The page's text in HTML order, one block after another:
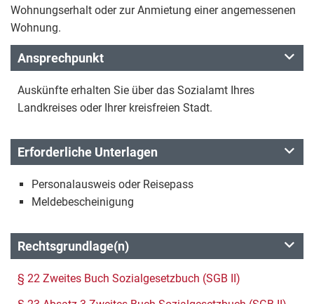
Wohnungserhalt oder zur Anmietung einer angemessenen
Wohnung.
Ansprechpunkt
Auskünfte erhalten Sie über das Sozialamt Ihres
Landkreises oder Ihrer kreisfreien Stadt.
Erforderliche Unterlagen
Personalausweis oder Reisepass
Meldebescheinigung
Rechtsgrundlage(n)
§ 22 Zweites Buch Sozialgesetzbuch (SGB II)